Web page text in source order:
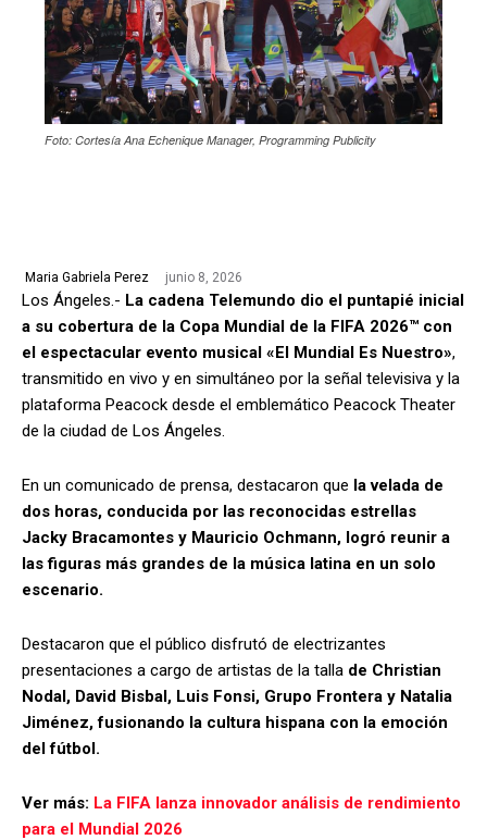
Foto: Cortesía Ana Echenique Manager, Programming Publicity
Maria Gabriela Perez junio 8, 2026
Los Ángeles.- La cadena Telemundo dio el puntapié inicial
a su cobertura de la Copa Mundial de la FIFA 2026™ con
el espectacular evento musical «El Mundial Es Nuestro»,
transmitido en vivo y en simultáneo por la señal televisiva y la
plataforma Peacock desde el emblemático Peacock Theater
de la ciudad de Los Ángeles.
En un comunicado de prensa, destacaron que la velada de
dos horas, conducida por las reconocidas estrellas
Jacky Bracamontes y Mauricio Ochmann, logró reunir a
las figuras más grandes de la música latina en un solo
escenario.
Destacaron que el público disfrutó de electrizantes
presentaciones a cargo de artistas de la talla de Christian
Nodal, David Bisbal, Luis Fonsi, Grupo Frontera y Natalia
Jiménez, fusionando la cultura hispana con la emoción
del fútbol.
Ver más: La FIFA lanza innovador análisis de rendimiento
para el Mundial 2026